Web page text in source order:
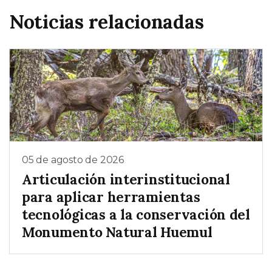
Noticias relacionadas
05 de agosto de 2026
Articulación interinstitucional
para aplicar herramientas
tecnológicas a la conservación del
Monumento Natural Huemul